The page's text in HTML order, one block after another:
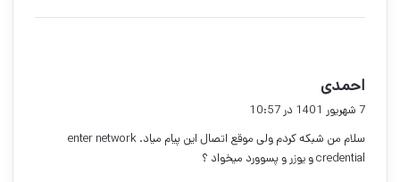
احمدی
ف
:
7 شهریور 1401 در 10:57
سلام من شبکه کردم ولی موقع اتصال این پیام میاد. enter network
credential و یوزر و پسوورد میخواد ؟